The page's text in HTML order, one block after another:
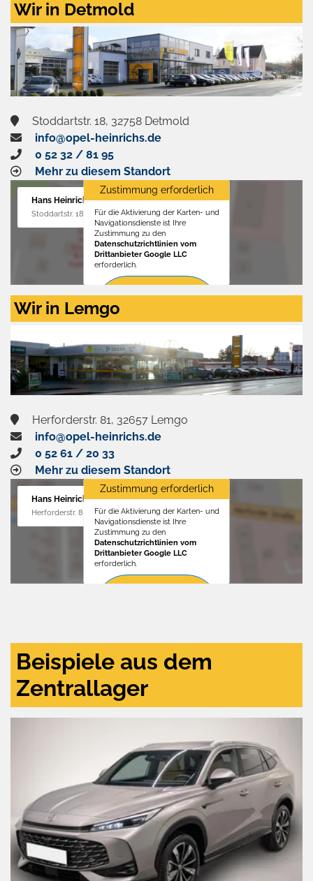
Wir in Detmold
Stoddartstr. 18, 32758 Detmold
info@opel-heinrichs.de
0 52 32 / 81 95
Mehr zu diesem Standort
Hans Heinrichs GmbH
Stoddartstr. 18, 32758 Detmold
Zustimmung erforderlich
Für die Aktivierung der Karten- und
Navigationsdienste ist Ihre
Zustimmung zu den
Datenschutzrichtlinien vom
Drittanbieter Google LLC
erforderlich.
Zustimmen
aktivieren
Wir in Lemgo
Herforderstr. 81, 32657 Lemgo
info@opel-heinrichs.de
0 52 61 / 20 33
Mehr zu diesem Standort
Hans Heinrichs GmbH
Herforderstr. 81, 32657 Lemgo
Zustimmung erforderlich
Für die Aktivierung der Karten- und
Navigationsdienste ist Ihre
Zustimmung zu den
Datenschutzrichtlinien vom
Drittanbieter Google LLC
erforderlich.
Beispiele aus dem
Zentrallager